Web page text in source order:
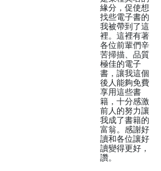
緣分，促使想
找些電子書的
我被帶到了這
裡。這裡有著
各位前輩們辛
苦掃描、品質
極佳的電子
書，讓我這個
後人能夠免費
享用這些書
籍，十分感激
前人的努力讓
我成了書籍的
富翁。感謝好
讀和各位讓好
讀變得更好，
讚。